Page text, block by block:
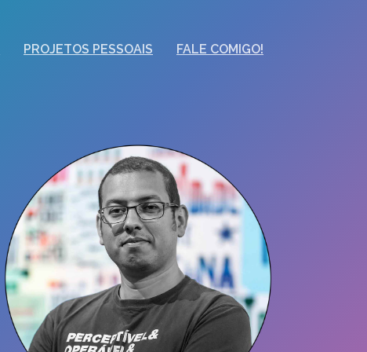
PROJETOS PESSOAIS FALE COMIGO!